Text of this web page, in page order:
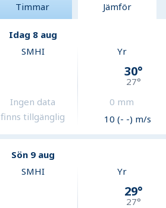
Timmar Jämför
Idag 8 aug
SMHI
Ingen data
finns tillgänglig
Yr
30°
27°
0 mm
10 (- -) m/s
Sön 9 aug
SMHI Yr
29°
27°